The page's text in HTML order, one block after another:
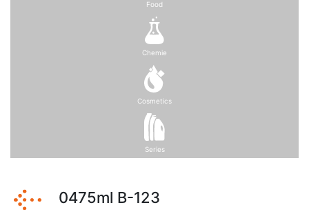
Food
Chemie
Cosmetics
Series
0475ml B-123